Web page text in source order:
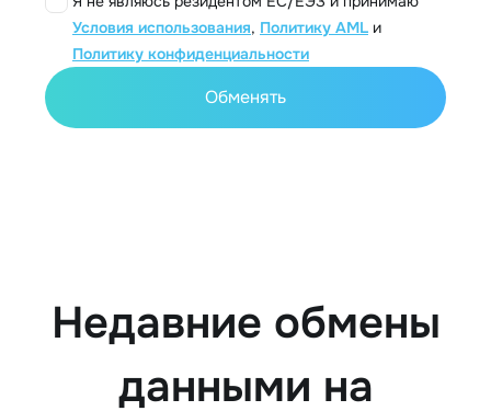
Условия использования, Политику AML и
Политику конфиденциальности
Обменять
Недавние обмены
данными на